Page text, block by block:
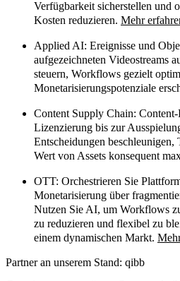
Verfügbarkeit sicherstellen und
Kosten reduzieren. Mehr
Applied AI: Ereignisse und
aufgezeichneten Videostreams
steuern, Workflows gezielt
Monetarisierungspotenziale
Content Supply Chain: Content-
Lizenzierung bis zur
Entscheidungen beschleunigen,
Wert von Assets konsequent
OTT: Orchestrieren Sie
Monetarisierung über
Nutzen Sie AI, um Workflows
zu reduzieren und flexibel zu
einem dynamischen Markt.
Partner an unserem Stand: qibb